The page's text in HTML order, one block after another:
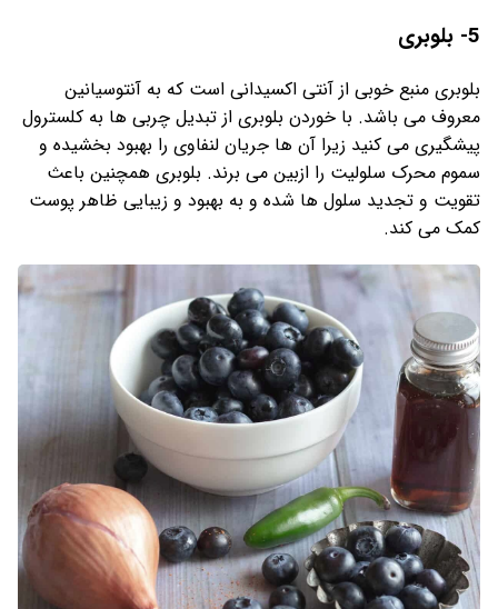
5- بلوبری
بلوبری منبع خوبی از آنتی اکسیدانی است که به آنتوسیانین
معروف می باشد. با خوردن بلوبری از تبدیل چربی ها به کلسترول
پیشگیری می کنید زیرا آن ها جریان لنفاوی را بهبود بخشیده و
سموم محرک سلولیت را ازبین می برند. بلوبری همچنین باعث
تقویت و تجدید سلول ها شده و به بهبود و زیبایی ظاهر پوست
کمک می کند.